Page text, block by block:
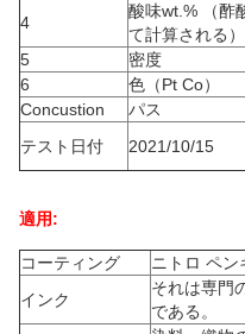
4
酸味wt.% （酢
て計算される）
5
密度
6
色（Pt Co）
Concustion
パス
テスト日付
2021/10/15
適用:
コーティング
ニトロ ペン
インク
それは専門
である。